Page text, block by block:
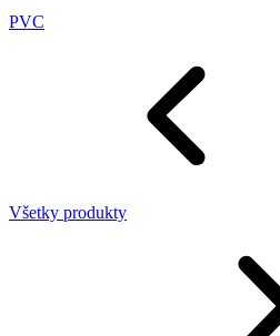
PVC
Všetky produkty